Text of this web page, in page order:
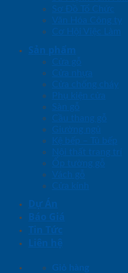
Sơ Đồ Tổ Chức
Văn Hóa Công ty
Cơ Hội Việc Làm
Sản phẩm
Cửa gỗ
Cửa nhựa
Cửa chống cháy
Phụ kiện cửa
Sàn gỗ
Cầu thang gỗ
Giường ngủ
Kệ bếp – Tủ bếp
Nội thất trang trí
Ốp tường gỗ
Vách gỗ
Cửa kính
Dự Án
Báo Giá
Tin Tức
Liên hệ
Giỏ hàng